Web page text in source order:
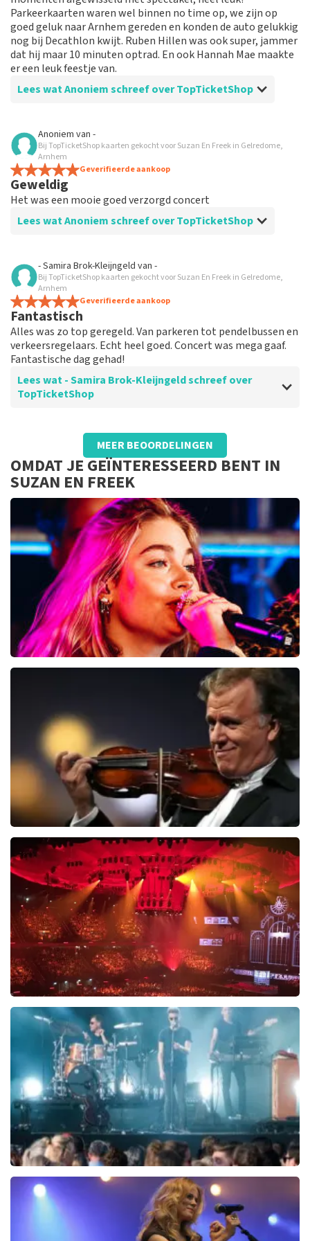
Parkeerkaarten waren wel binnen no time op, we zijn op
goed geluk naar Arnhem gereden en konden de auto gelukkig
nog bij Decathlon kwijt. Ruben Hillen was ook super, jammer
dat hij maar 10 minuten optrad. En ook Hannah Mae maakte
er een leuk feestje van.
Lees wat Anoniem schreef over TopTicketShop
Beoordeling van Anoniem over
Prima geïnformeerd
Anoniem van -
Bij TopTicketShop kaarten gekocht voor Suzan En Freek in Gelredome,
Arnhem
Geverifieerde aankoop
Geweldig
Het was een mooie goed verzorgd concert
Lees wat Anoniem schreef over TopTicketShop
Beoordeling van Anoniem over
Prima geregeld alles
Super
- Samira Brok-Kleijngeld van -
Bij TopTicketShop kaarten gekocht voor Suzan En Freek in Gelredome,
Arnhem
Geverifieerde aankoop
Fantastisch
Alles was zo top geregeld. Van parkeren tot pendelbussen en
verkeersregelaars. Echt heel goed. Concert was mega gaaf.
Fantastische dag gehad!
Lees wat - Samira Brok-Kleijngeld schreef over
TopTicketShop
Beoordeling van - Samira Brok-Kleijngeld overTopTicketShop
Topppp
Goede communicatie en makkelijk aan tickets komen
MEER BEOORDELINGEN
OMDAT JE GEÏNTERESSEERD BENT IN
SUZAN EN FREEK
BEKIJKEN
Andre Rieu
5618+reviews
BEKIJKEN
Vrienden Van Amstel Live
1252+reviews
BEKIJKEN
Central Park
reviews